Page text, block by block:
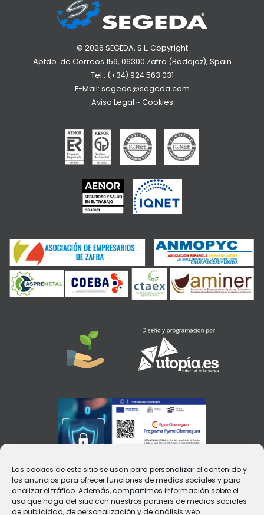
Las cookies de este sitio se usan para personalizar el contenido y
los anuncios para ofrecer funciones de medios sociales y para
analizar el tráfico. Además, compartimos información sobre el
uso que haga del sitio con nuestros partners de medios sociales
de publicidad, de personalización y de análisis web.
© 2026 SEGEDA, S.L. Copyright
Aptdo. de Correos 159, 06300 Zafra (Badajoz), Spain
Tel.: (+34) 924 563 031
E-Mail: segeda@segeda.com
Aviso Legal ~ Cookies